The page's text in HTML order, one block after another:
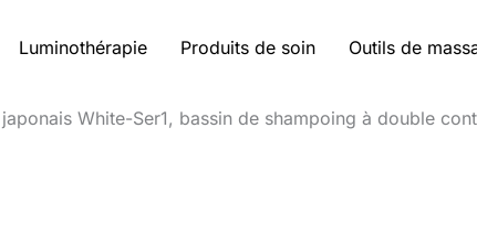
Luminothérapie Produits de soin Outils de
White-Ser1, bassin de shampoing à double